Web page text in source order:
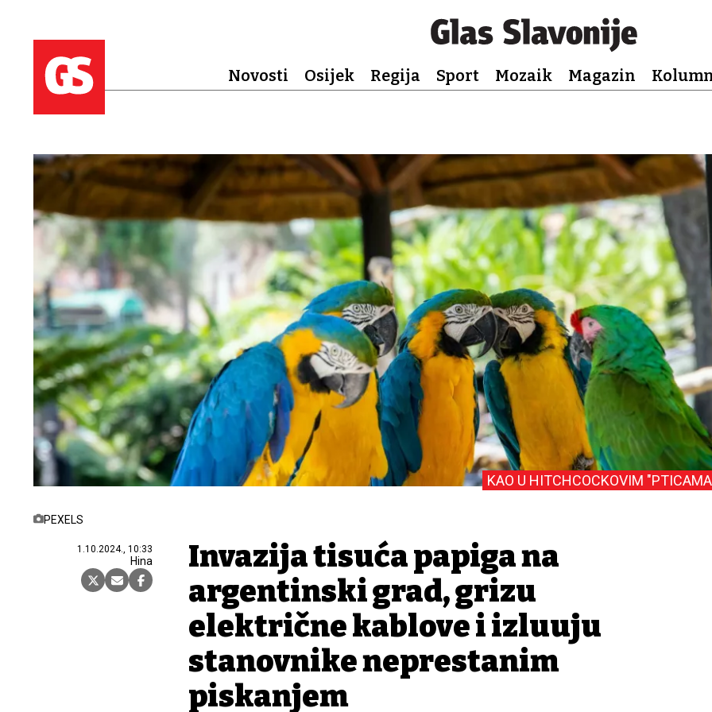
Novosti Osijek Regija Sport Mozaik Magazin
PEXELS
1.10.2024., 10:33
Hina
KAO U HITCHCOCKOVIM
Invazija tisuća papiga na
argentinski grad, grizu
električne kablove i izluđuju
stanovnike neprestanim
piskanjem